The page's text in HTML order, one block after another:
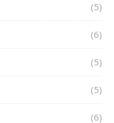
(5)
(6)
(5)
(5)
(6)